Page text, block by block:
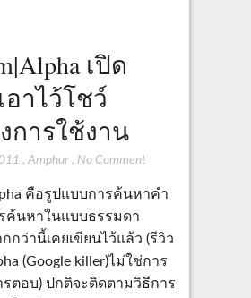
เปิด
อาไว้โชว์
การใช้งาน
, Amphur, No Comment
คือรูปแบบการค้นหาคำ
ค้นหาในแบบธรรมดา
กว่านี้เคยเขียนไว้แล้ว (รีวิว
(Google killer)ไม่ใช่การ
ตอบ) ปกติจะติดตามวิธีการ